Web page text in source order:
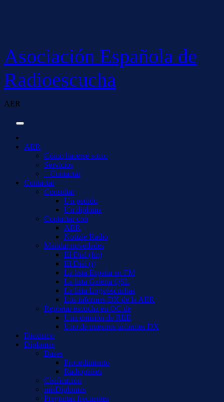
Asociación Española de
Radioescucha
AER
AER
Cómo hacerse socio
Servicios
– Contactar
Contactar
Consultar
Un pedido
Un diploma
Contactar con
AER
Notizie Radio
Mandar novedades
El Dial (fm)
El Dial (i)
La lista España en FM
La lista Galería QSL
La lista Logs/escuchas
Los informes DX de la AER
Reportar escucha en OC de
Una emisión de REE
Uno de nuestros informes DX
Diexismo
Diplomas
Bases
Procedimiento
Radiopaíses
Clsificación
misDiplomas
Preguntas frecuentes